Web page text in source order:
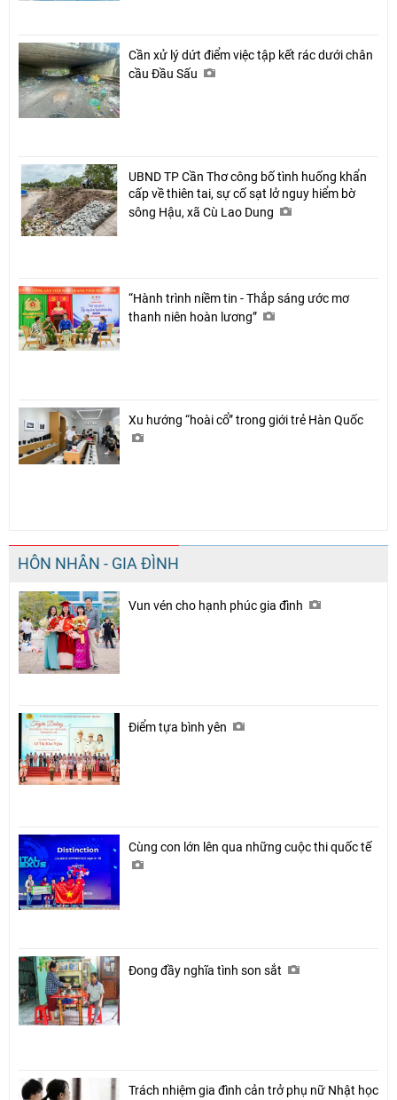
Cần xử lý dứt điểm việc tập kết rác dưới chân
cầu Đầu Sấu
UBND TP Cần Thơ công bố tình huống khẩn
cấp về thiên tai, sự cố sạt lở nguy hiểm bờ
sông Hậu, xã Cù Lao Dung
“Hành trình niềm tin - Thắp sáng ước mơ
thanh niên hoàn lương”
Xu hướng “hoài cổ” trong giới trẻ Hàn Quốc
HÔN NHÂN - GIA ĐÌNH
Vun vén cho hạnh phúc gia đình
Điểm tựa bình yên
Cùng con lớn lên qua những cuộc thi quốc tế
Đong đầy nghĩa tình son sắt
Trách nhiệm gia đình cản trở phụ nữ Nhật học